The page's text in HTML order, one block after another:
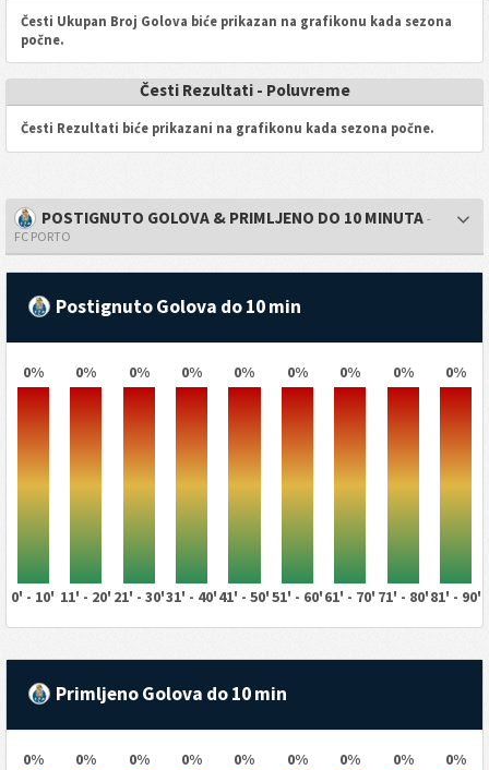
Česti Ukupan Broj Golova biće prikazan na grafikonu kada sezona
počne.
Česti Rezultati - Poluvreme
Česti Rezultati biće prikazani na grafikonu kada sezona počne.
POSTIGNUTO GOLOVA & PRIMLJENO DO 10 MINUTA -
FC PORTO
Postignuto Golova do 10 min
0% 0% 0% 0% 0% 0% 0% 0% 0%
0' - 10' 11' - 20' 21' - 30'31' - 40'41' - 50'51' - 60'61' - 70' 71' - 80'81' - 90'
Primljeno Golova do 10 min
0% 0% 0% 0% 0% 0% 0% 0% 0%